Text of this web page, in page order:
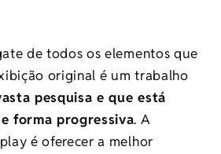
de todos os elementos que
original é um trabalho
pesquisa e que está
forma progressiva. A
é oferecer a melhor